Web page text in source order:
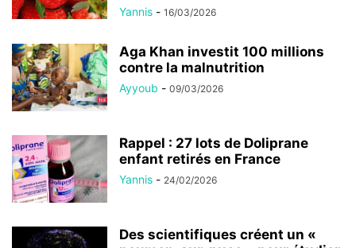
Yannis - 16/03/2026
Aga Khan investit 100 millions
contre la malnutrition
Ayyoub - 09/03/2026
Rappel : 27 lots de Doliprane
enfant retirés en France
Yannis - 24/02/2026
Des scientifiques créent un «